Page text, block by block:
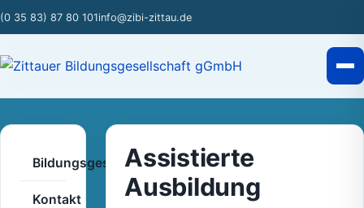
(0 35 83) 87 80 101info@zibi-zittau.de
Bildungsgesellschaft
Kontakt
Assistierte
Ausbildung